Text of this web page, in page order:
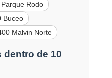
Parque Rodo
Buceo
Malvin Norte
dentro de 10